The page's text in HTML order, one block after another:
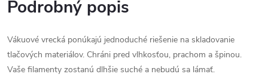
Podrobný popis
Vákuové vrecká ponúkajú jednoduché riešenie na skladovanie
tlačových materiálov. Chráni pred vlhkosťou, prachom a špinou.
Vaše filamenty zostanú dlhšie suché a nebudú sa lámať.